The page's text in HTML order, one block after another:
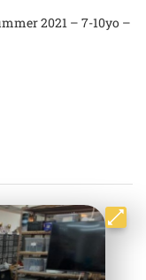
2021 – 7-10yo –